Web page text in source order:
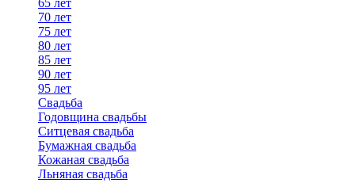
65 лет
70 лет
75 лет
80 лет
85 лет
90 лет
95 лет
Свадьба
Годовщина свадьбы
Ситцевая свадьба
Бумажная свадьба
Кожаная свадьба
Льняная свадьба